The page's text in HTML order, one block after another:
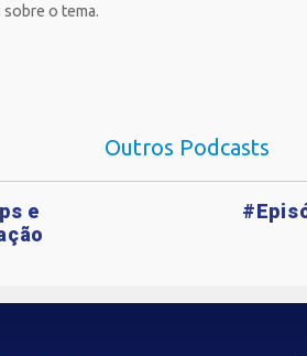
o tema.
Outros Podcasts
e